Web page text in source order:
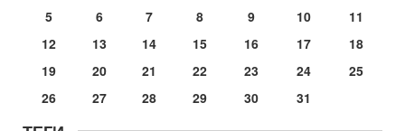
Покупатель авиакомпании «Аркия» намерен
запретить полеты по субботам!
разгорается громкий конфликт.
Сегодня, 16:56
5
6 7 8 9 10
11
12
13 14 15 16 17
18
19
20 21 22 23 24
25
26
27 28 29 30 31